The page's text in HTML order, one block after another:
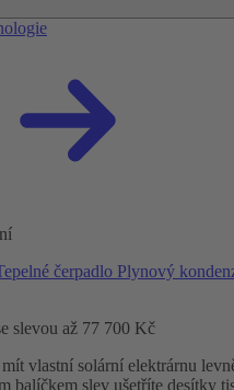
čerpadlo Plynový
slevou až 77 700 Kč
vlastní solární elektrárnu
balíčkem slev ušetříte desítky